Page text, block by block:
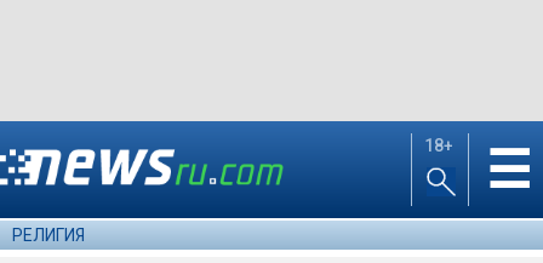
18+ ☰
РЕЛИГИЯ